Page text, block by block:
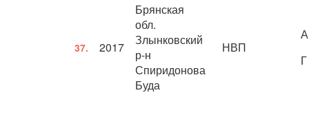
37. 2017
Брянская
обл.
Злынковский
р-н
Спиридонова
Буда
НВП
А
Г